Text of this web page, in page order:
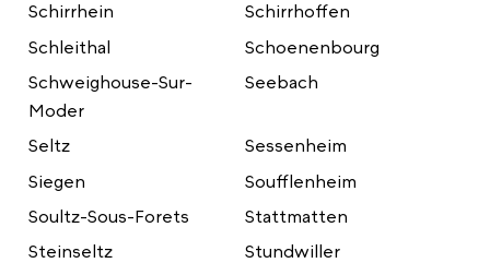
Schirrhein
Schirrhoffen
Schleithal
Schoenenbourg
Schweighouse-Sur-
Moder
Seebach
Seltz
Sessenheim
Siegen
Soufflenheim
Soultz-Sous-Forets
Stattmatten
Steinseltz
Stundwiller